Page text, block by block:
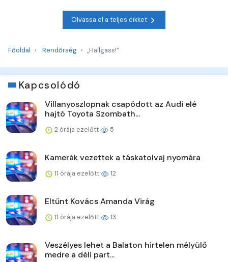
Olvassa el a teljes cikket
Főoldal Rendőrség „Hallgass!”
Kapcsolódó
Villanyoszlopnak csapódott az Audi elé
hajtó Toyota Szombath...
2 órája ezelőtt 5
Kamerák vezettek a táskatolvaj nyomára
11 órája ezelőtt 12
Eltűnt Kovács Amanda Virág
11 órája ezelőtt 13
Veszélyes lehet a Balaton hirtelen mélyülő
medre a déli part...